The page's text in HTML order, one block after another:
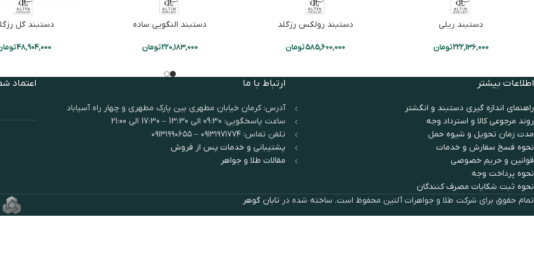
دستبند ریلی
222,136,000تومان
دستبند رولکس رزگلد
585,600,000تومان
دستبند النگویی ساده
220,183,000تومان
دستبند گل
48,904,000
اطلاعات بیشتر
راهنمای اندازه گیری دستبند و انگشتر
روند مرجوعی کالا و استرداد وجه
مدت زمان تحويل و شیوه حمل
نحوه فسخ سفارش و خدمات
قوانین و حریم خصوصی
نحوه پرداخت وجه
نحوه ثبت شكايات مصرف كنندگان
ارتباط با ما
آدرس: کرمان خیابان مطهری بین پارک مطهری و چهار راه آسیاباد
ساعت پاسخگویی: 09:30 الی 13:30 – 17:30 الی 21:00
تلفن تماس: ۰۹۱۳۱۹۷۱۷۷۴ – ۰۹۱۳۱۹۹۰۶۵۵
پشتیبانی و خدمات پس از فروش
مقالات طلا و جواهر
اعتماد
تمام حقوق برای شرکت طلا و جواهرات آلتین محفوظ است. ساخته شده در تابان گوهر